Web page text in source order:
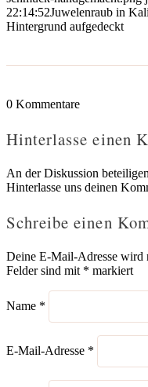
22:14:52Juwelenraub in
Hintergrund aufgedeckt
0 Kommentare
Hinterlasse einen
An der Diskussion
Hinterlasse uns deinen
Schreibe einen
Deine E-Mail-Adresse wird
Felder sind mit * markiert
Name *
E-Mail-Adresse *